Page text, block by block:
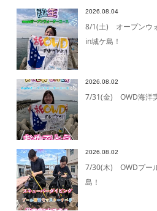
2026.08.04
8/1(土) オープンウ
in城ケ島！
2026.08.02
7/31(金) OWD海洋
2026.08.02
7/30(木) OWDプー
島！